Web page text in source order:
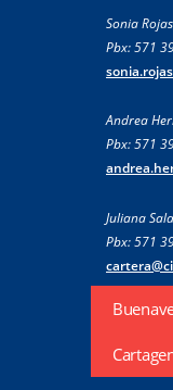
Sonia Rojas
Pbx: 571
Andrea
Pbx: 571
Juliana
Pbx: 571